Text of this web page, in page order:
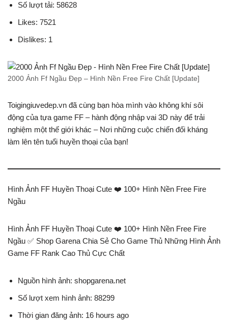
Số lượt tải: 58628
Likes: 7521
Dislikes: 1
2000 Ảnh Ff Ngầu Đẹp – Hình Nền Free Fire Chất [Update]
Toigingiuvedep.vn đã cùng bạn hòa mình vào không khí sôi
động của tựa game FF – hành động nhập vai 3D này để trải
nghiệm một thế giới khác – Nơi những cuộc chiến đối kháng
làm lên tên tuổi huyền thoại của bạn!
Hình Ảnh FF Huyền Thoại Cute ❤️️ 100+ Hình Nền Free Fire
Ngầu
Hình Ảnh FF Huyền Thoại Cute ❤️️ 100+ Hình Nền Free Fire
Ngầu ✅ Shop Garena Chia Sẻ Cho Game Thủ Những Hình Ảnh
Game FF Rank Cao Thủ Cực Chất
Nguồn hình ảnh: shopgarena.net
Số lượt xem hình ảnh: 88299
Thời gian đăng ảnh: 16 hours ago